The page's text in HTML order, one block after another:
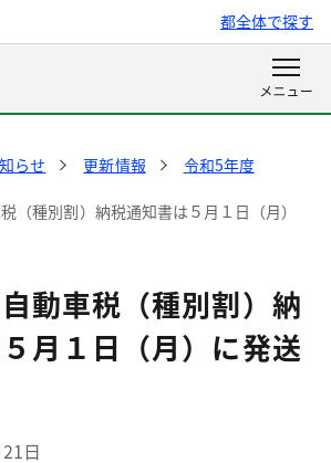
都全体で探す
らせ 更新情報
令和5年度
（種別割）納税通知書は５月１日（月）
動車税（種別割）納
月１日（月）に発送
日